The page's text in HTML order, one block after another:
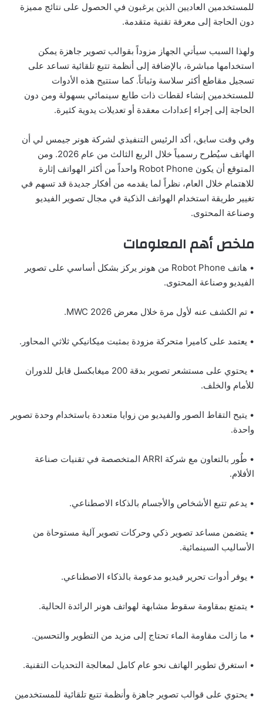
للمستخدمين العاديين الذين يرغبون في الحصول على نتائج مميزة
دون الحاجة إلى معرفة تقنية متقدمة.
ولهذا السبب سيأتي الجهاز مزوداً بقوالب تصوير جاهزة يمكن
استخدامها مباشرة، بالإضافة إلى أنظمة تتبع تلقائية تساعد على
تسجيل مقاطع أكثر سلاسة وثباتاً. كما ستتيح هذه الأدوات
للمستخدمين إنشاء لقطات ذات طابع سينمائي بسهولة ومن دون
الحاجة إلى إجراء إعدادات معقدة أو تعديلات يدوية كثيرة.
وفي وقت سابق، أكد الرئيس التنفيذي لشركة هونر جيمس لي أن
الهاتف سيُطرح رسمياً خلال الربع الثالث من عام 2026. ومن
المتوقع أن يكون Robot Phone واحداً من أكثر الهواتف إثارة
للاهتمام خلال العام، نظراً لما يقدمه من أفكار جديدة قد تسهم في
تغيير طريقة استخدام الهواتف الذكية في مجال تصوير الفيديو
وصناعة المحتوى.
ملخص أهم المعلومات
• هاتف Robot Phone من هونر يركز بشكل أساسي على تصوير
الفيديو وصناعة المحتوى.
• تم الكشف عنه لأول مرة خلال معرض MWC 2026.
• يعتمد على كاميرا متحركة مزودة بمثبت ميكانيكي ثلاثي المحاور.
• يحتوي على مستشعر تصوير بدقة 200 ميغابكسل قابل للدوران
للأمام والخلف.
• يتيح التقاط الصور والفيديو من زوايا متعددة باستخدام وحدة تصوير
واحدة.
• طُور بالتعاون مع شركة ARRI المتخصصة في تقنيات صناعة
الأفلام.
• يدعم تتبع الأشخاص والأجسام بالذكاء الاصطناعي.
• يتضمن مساعد تصوير ذكي وحركات تصوير آلية مستوحاة من
الأساليب السينمائية.
• يوفر أدوات تحرير فيديو مدعومة بالذكاء الاصطناعي.
• يتمتع بمقاومة سقوط مشابهة لهواتف هونر الرائدة الحالية.
• ما زالت مقاومة الماء تحتاج إلى مزيد من التطوير والتحسين.
• استغرق تطوير الهاتف نحو عام كامل لمعالجة التحديات التقنية.
• يحتوي على قوالب تصوير جاهزة وأنظمة تتبع تلقائية للمستخدمين